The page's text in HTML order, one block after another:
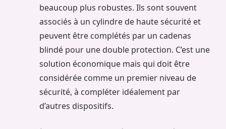
beaucoup plus robustes. Ils sont souvent
associés à un cylindre de haute sécurité et
peuvent être complétés par un cadenas
blindé pour une double protection. C’est une
solution économique mais qui doit être
considérée comme un premier niveau de
sécurité, à compléter idéalement par
d’autres dispositifs.